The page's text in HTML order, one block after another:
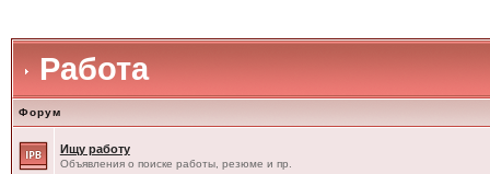
Работа
Форум
Ищу работу
Объявления о поиске работы, резюме и пр.